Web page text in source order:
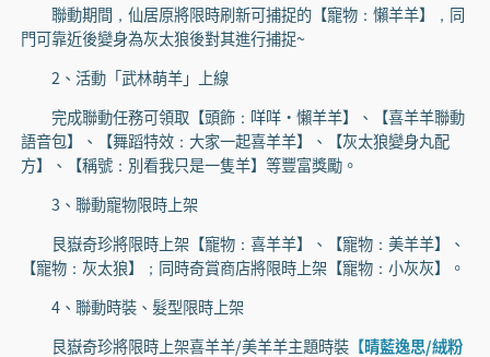
聯動期間，仙居原將限時刷新可捕捉的【寵物：懶羊羊】，同
門可靠近後變身為灰太狼後對其進行捕捉~
2、活動「武林萌羊」上線
完成聯動任務可領取【頭飾：咩咩·懶羊羊】、【喜羊羊聯動
語音包】、【舞蹈特效：大家一起喜羊羊】、【灰太狼變身丸配
方】、【稱號：別看我只是一隻羊】等豐富獎勵。
3、聯動寵物限時上架
艮嶽奇珍將限時上架【寵物：喜羊羊】、【寵物：美羊羊】、
【寵物：灰太狼】；同時奇賞商店將限時上架【寵物：小灰灰】。
4、聯動時裝、髮型限時上架
艮嶽奇珍將限時上架喜羊羊/美羊羊主題時裝【晴藍逸思/絨粉